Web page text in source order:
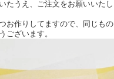
たうえ、ご注文をお願いいたし
お作りしてますので、同じもの
ございます。